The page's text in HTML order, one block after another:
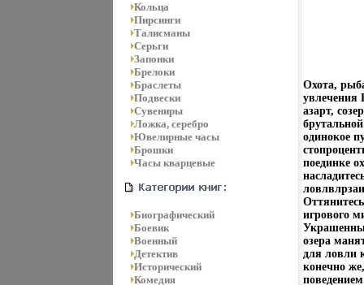
Кольца
Пирсинги
Талисманы
Серьги
Запонки
Брелоки
Браслеты
Подвески
Сувениры
Ложка, серебро
Ювелирные часы
Брошки
Часы кварцевые
Биографический
Боевик
Военный
Детектив
Исторический
Комедия
Охота,
увлечения
азарт,
одинокое
поединке
игрового
озера
для ловли
конечно